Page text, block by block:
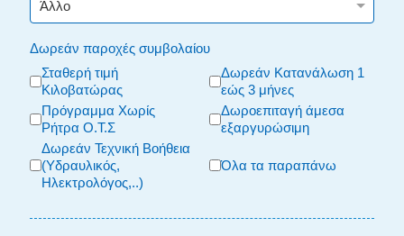
Δωρεάν παροχές συμβολαίου
Σταθερή τιμή
Κιλοβατώρας
Δωρεάν Κατανάλωση 1
εώς 3 μήνες
Πρόγραμμα Χωρίς
Ρήτρα Ο.Τ.Σ
Δωροεπιταγή άμεσα
εξαργυρώσιμη
Δωρεάν Τεχνική Βοήθεια
(Υδραυλικός,
Ηλεκτρολόγος,..)
Όλα τα παραπάνω